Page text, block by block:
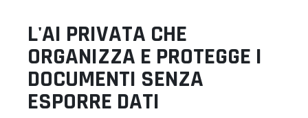
L'AI PRIVATA CHE
ORGANIZZA E PROTEGGE I
DOCUMENTI SENZA
ESPORRE DATI